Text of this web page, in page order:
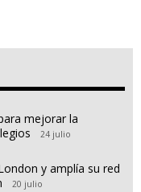
mejorar la
24 julio
y amplía su red
20 julio